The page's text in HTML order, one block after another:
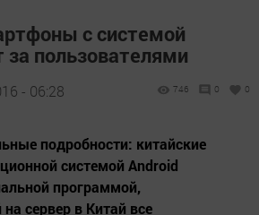
с системой
за пользователями
- 06:28 746 0 0
подробности: китайские
системой Android
программой,
сервер в Китай все